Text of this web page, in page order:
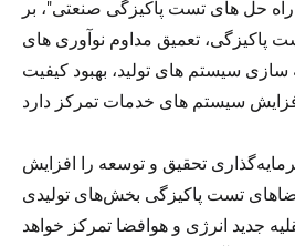
راه حل های تست پاکیزگی صنعتی"، بر
پاکیزگی، تعمیق مداوم نوآوری های
سازی سیستم های تولید، بهبود کیفیت
تحقیق و توسعه را افزایش
تست پاکیزگی بخش‌های تولیدی
جدید انرژی و هوافضا تمرکز خواهد